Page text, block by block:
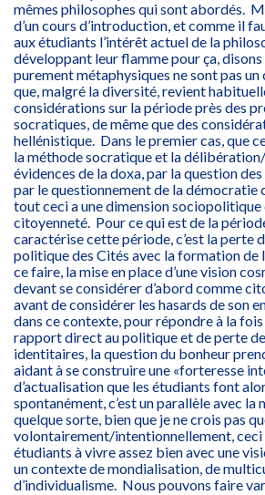
mêmes philosophes qui sont abordés.
d’un cours d’introduction, et comme il
aux étudiants l’intérêt actuel de la
développant leur flamme pour ça, disons
purement métaphysiques ne sont pas
que, malgré la diversité, revient
considérations sur la période près des
socratiques, de même que des
hellénistique. Dans le premier cas, que
la méthode socratique et la délibération/
évidences de la doxa, par la question
par le questionnement de la démocratie
tout ceci a une dimension sociopolitique
citoyenneté. Pour ce qui est de la
caractérise cette période, c’est la perte
politique des Cités avec la formation de
ce faire, la mise en place d’une vision
devant se considérer d’abord comme
avant de considérer les hasards de son
dans ce contexte, pour répondre à la
rapport direct au politique et de perte
identitaires, la question du bonheur
aidant à se construire une «forteresse
d’actualisation que les étudiants font
spontanément, c’est un parallèle avec
quelque sorte, bien que je ne crois pas
volontairement/intentionnellement, ceci
étudiants à vivre assez bien avec une
un contexte de mondialisation, de
d’individualisme. Nous pouvons faire